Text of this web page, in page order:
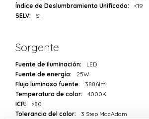
Índice de Deslumbramiento Unificado:
<19
SELV:
Sì
Sorgente
Fuente de iluminación:
LED
Fuente de energía:
25W
Flujo luminoso fuente:
3886lm
Temperatura de color:
4000K
ICR:
>80
Tolerancia del color:
3 Step MacAdam